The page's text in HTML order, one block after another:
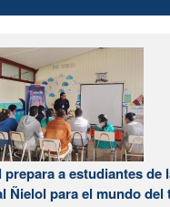
a estudiantes de
Ñielol para el mundo del